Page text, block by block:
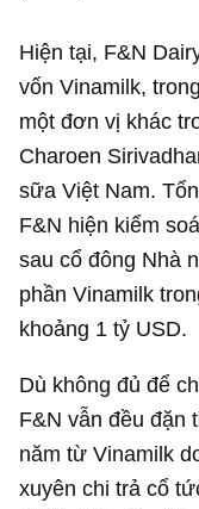
Hiện tại, F&N
vốn Vinamilk,
một đơn vị khác
Charoen
sữa Việt Nam.
F&N hiện kiểm
sau cổ đông Nhà
phần Vinamilk
khoảng 1 tỷ USD.
Dù không đủ để
F&N vẫn đều đặn
năm từ Vinamilk
xuyên chi trả cổ